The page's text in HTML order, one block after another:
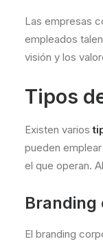
Las empresas
empleados
visión y los
Tipos
Existen varios
pueden
el que operan.
Branding
El branding